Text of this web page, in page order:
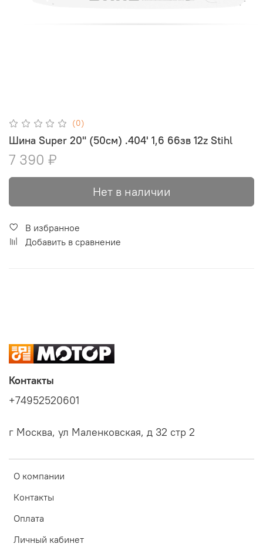
(0)
Шина Super 20" (50см) .404' 1,6 66зв 12z Stihl
7 390 ₽
Нет в наличии
В избранное
Добавить в сравнение
О компании
Контакты
Оплата
Личный кабинет
Контакты
+74952520601
г Москва, ул Маленковская, д 32 стр 2